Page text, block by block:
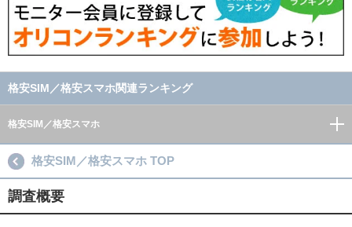
格安SIM／格安スマホ関連ランキング
格安SIM／格安スマホ
格安SIM／格安スマホ TOP
調査概要